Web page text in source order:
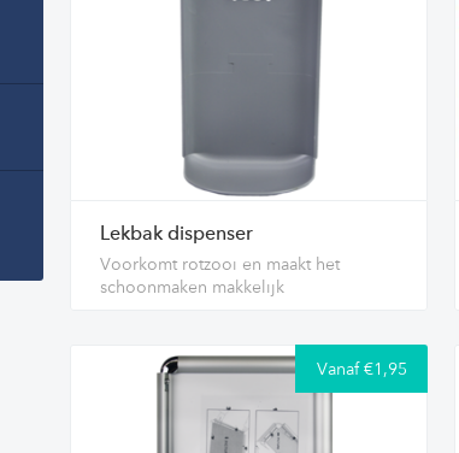
Lekbak dispenser
Voorkomt rotzooi en maakt het
schoonmaken makkelijk
Vanaf €1,95